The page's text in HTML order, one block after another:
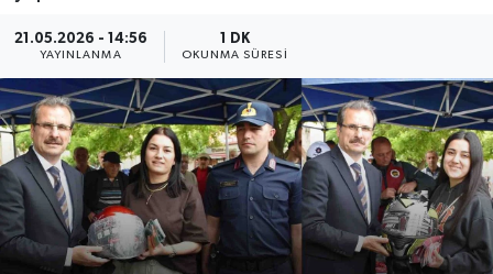
21.05.2026 - 14:56
YAYINLANMA
1 DK
OKUNMA SÜRESI
Spor
Türkiye
Yaşam